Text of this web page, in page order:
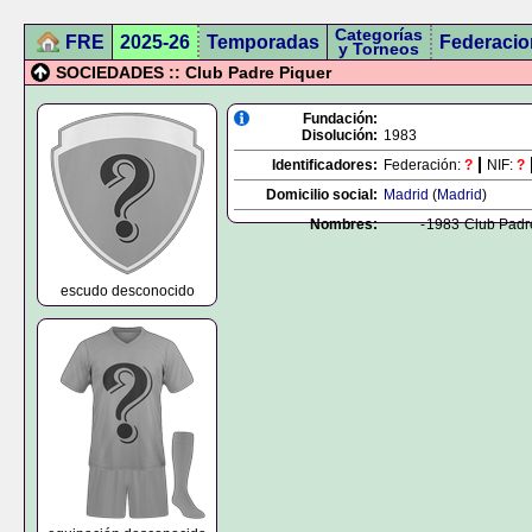
FRE 2025-26 Temporadas Categorías
y Torneos
SOCIEDADES :: Club Padre Piquer
escudo desconocido
Fundación:
Disolución: 1983
Identificadores: Federación: ? NIF: ?
Domicilio social: Madrid (Madrid)
Nombres:
-1983 Club